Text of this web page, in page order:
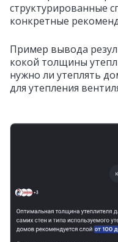
структурированные
конкретные
Пример вывода
кокой толщины
нужно ли утеплять
для утепления